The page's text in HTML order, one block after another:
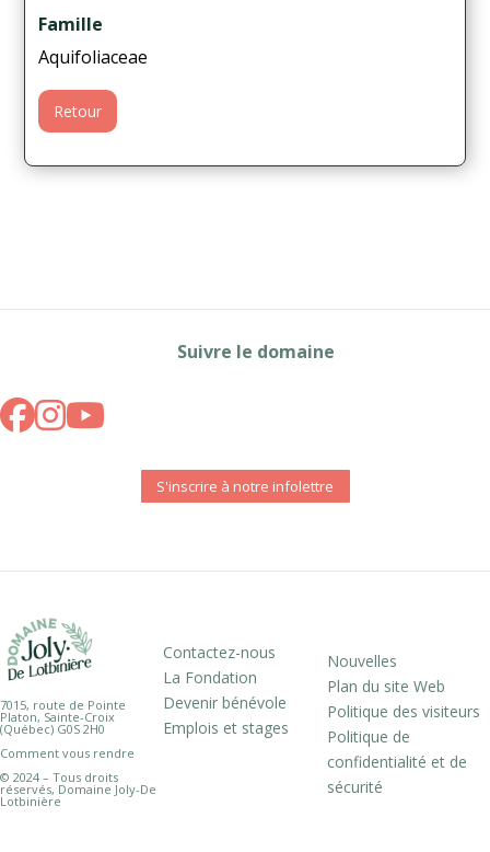
Famille
Aquifoliaceae
Retour
Suivre le domaine
S'inscrire à notre infolettre
7015, route de Pointe
Platon, Sainte-Croix
(Québec) G0S 2H0
Comment vous rendre
© 2024 – Tous droits
réservés, Domaine Joly-De
Lotbinière
Contactez-nous
La Fondation
Devenir bénévole
Emplois et stages
Nouvelles
Plan du site Web
Politique des visiteurs
Politique de
confidentialité et de
sécurité